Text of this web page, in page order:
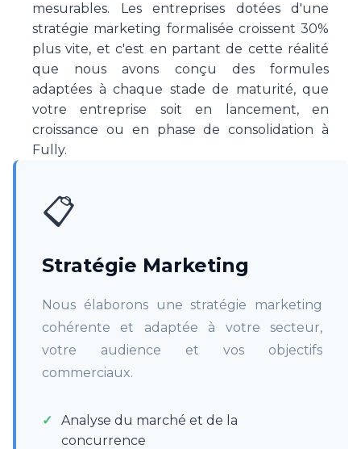
mesurables. Les entreprises dotées d'une
stratégie marketing formalisée croissent 30%
plus vite, et c'est en partant de cette réalité
que nous avons conçu des formules
adaptées à chaque stade de maturité, que
votre entreprise soit en lancement, en
croissance ou en phase de consolidation à
Fully.
📋
Stratégie Marketing
Nous élaborons une stratégie marketing
cohérente et adaptée à votre secteur,
votre audience et vos objectifs
commerciaux.
Analyse du marché et de la
concurrence